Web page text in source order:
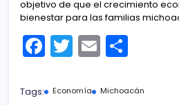
objetivo de que el crecimiento
bienestar para las familias
F
c
T
itt
E
ai m
Tags: Economía Michoacán